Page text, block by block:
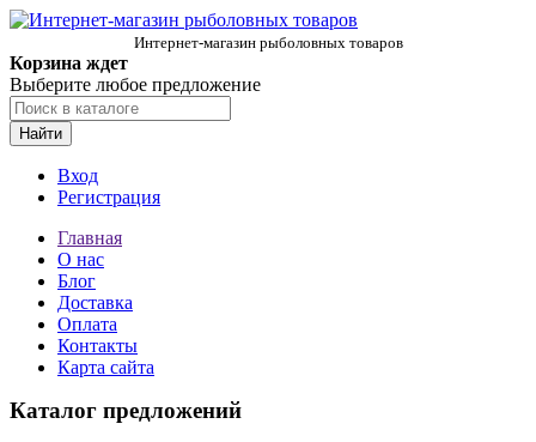
Интернет-магазин рыболовных товаров
Корзина ждет
Выберите любое предложение
Найти
Вход
Регистрация
Главная
О нас
Блог
Доставка
Оплата
Контакты
Карта сайта
Каталог предложений